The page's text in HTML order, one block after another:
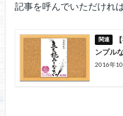
記事を呼んでいただけれ
ンプル
2016年